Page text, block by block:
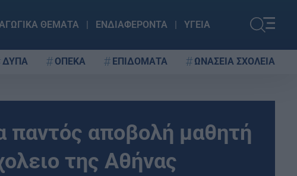
ΘΕΜΑΤΑ ΕΝΔΙΑΦΕΡΟΝΤΑ ΥΓΕΙΑ
ΔΥΠΑ ΟΠΕΚΑ ΕΠΙΔΟΜΑΤΑ ΩΝΑΣΕΙΑ ΣΧΟΛΕΙΑ
παντός αποβολή μαθητή
της Αθήνας